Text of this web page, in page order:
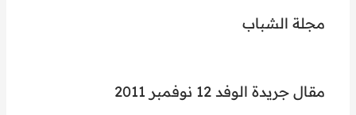
مجلة الشباب
مقال جريدة الوفد 12 نوفمبر 2011